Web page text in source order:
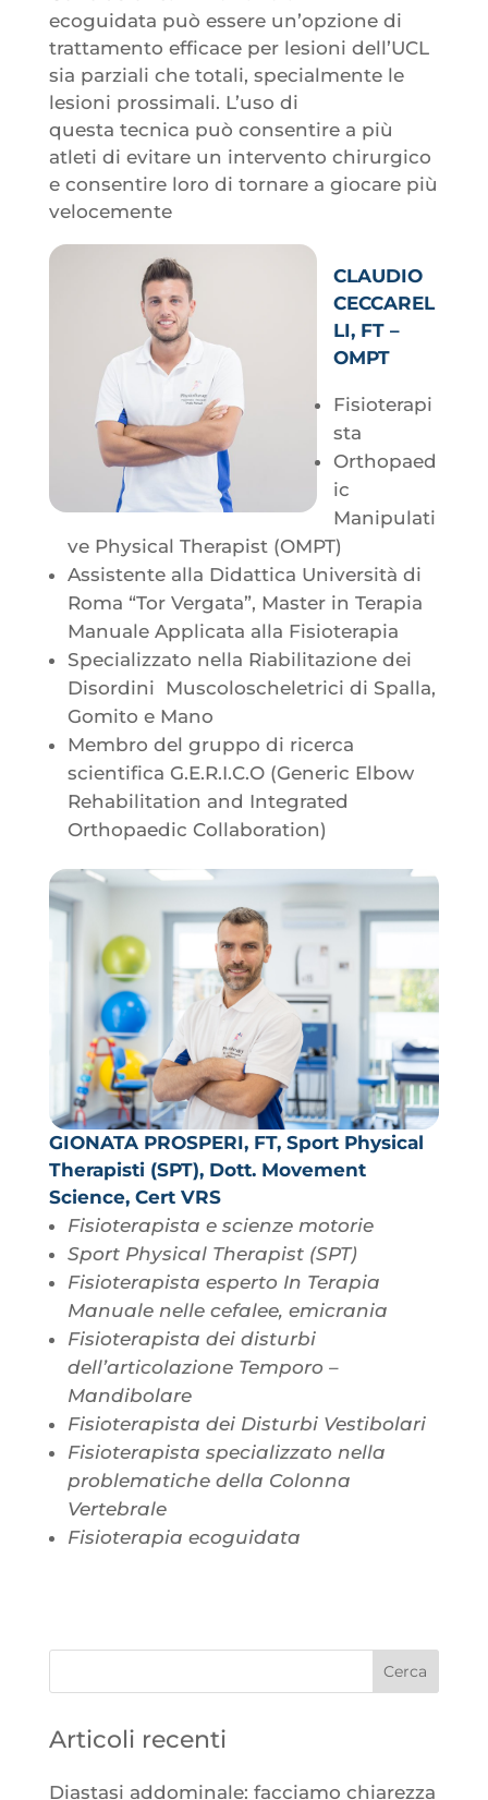
ecoguidata può essere un’opzione di
trattamento efficace per lesioni dell’UCL
sia parziali che totali, specialmente le
lesioni prossimali. L’uso di
questa tecnica può consentire a più
atleti di evitare un intervento chirurgico
e consentire loro di tornare a giocare più
velocemente
CLAUDIO
CECCAREL
LI, FT –
OMPT
Fisioterapi
sta
Orthopaed
ic
Manipulati
ve Physical Therapist (OMPT)
Assistente alla Didattica Università di
Roma “Tor Vergata”, Master in Terapia
Manuale Applicata alla Fisioterapia
Specializzato nella Riabilitazione dei
Disordini Muscoloscheletrici di Spalla,
Gomito e Mano
Membro del gruppo di ricerca
scientifica G.E.R.I.C.O (Generic Elbow
Rehabilitation and Integrated
Orthopaedic Collaboration)
GIONATA PROSPERI, FT, Sport Physical
Therapisti (SPT), Dott. Movement
Science, Cert VRS
Fisioterapista e scienze motorie
Sport Physical Therapist (SPT)
Fisioterapista esperto In Terapia
Manuale nelle cefalee, emicrania
Fisioterapista dei disturbi
dell’articolazione Temporo –
Mandibolare
Fisioterapista dei Disturbi Vestibolari
Fisioterapista specializzato nella
problematiche della Colonna
Vertebrale
Fisioterapia ecoguidata
Articoli recenti
Diastasi addominale: facciamo chiarezza